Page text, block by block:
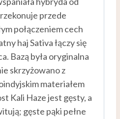
przede
połączeniem cech
haj Sativa łączy się
Bazą była oryginalna
skrzyżowano z
materiałem
Kali Haze jest gęsty, a
gęste pąki pełne